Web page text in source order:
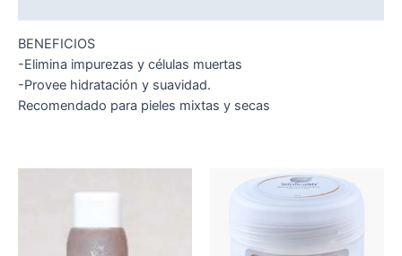
BENEFICIOS
-Elimina impurezas y células muertas
-Provee hidratación y suavidad.
Recomendado para pieles mixtas y secas